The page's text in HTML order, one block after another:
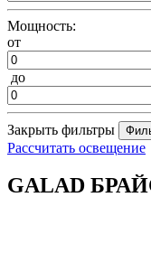
Мощность:
от
до
Закрыть фильтры
Рассчитать освещение
GALAD